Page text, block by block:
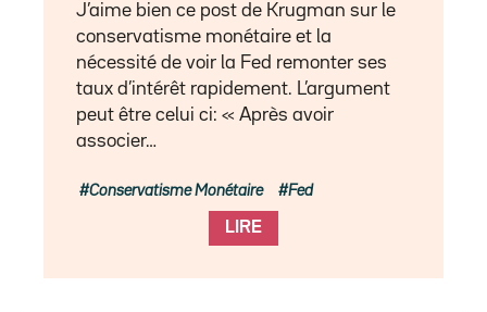
J’aime bien ce post de Krugman sur le
conservatisme monétaire et la
nécessité de voir la Fed remonter ses
taux d’intérêt rapidement. L’argument
peut être celui ci: « Après avoir
associer…
LIRE
Conservatisme Monétaire Fed